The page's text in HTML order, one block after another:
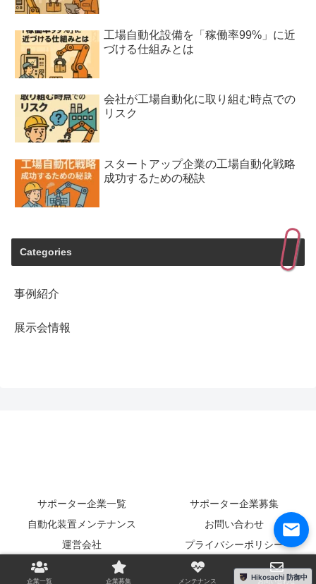
工場自動化設備を「稼働率99%」に近
づける仕組みとは
会社が工場自動化に取り組む時点での
リスク
スタートアップ企業の工場自動化戦略
成功するための秘訣
Categories
事例紹介
展示会情報
サポーター企業一覧
サポーター企業募集
自動化装置メンテナンス
お問い合わせ
運営会社
プライバシーポリシー
© 2024 工場自動化マッチング.
企業一覧 企業募集 メンテナンス お問い合わせ
Hikosachi 防御中